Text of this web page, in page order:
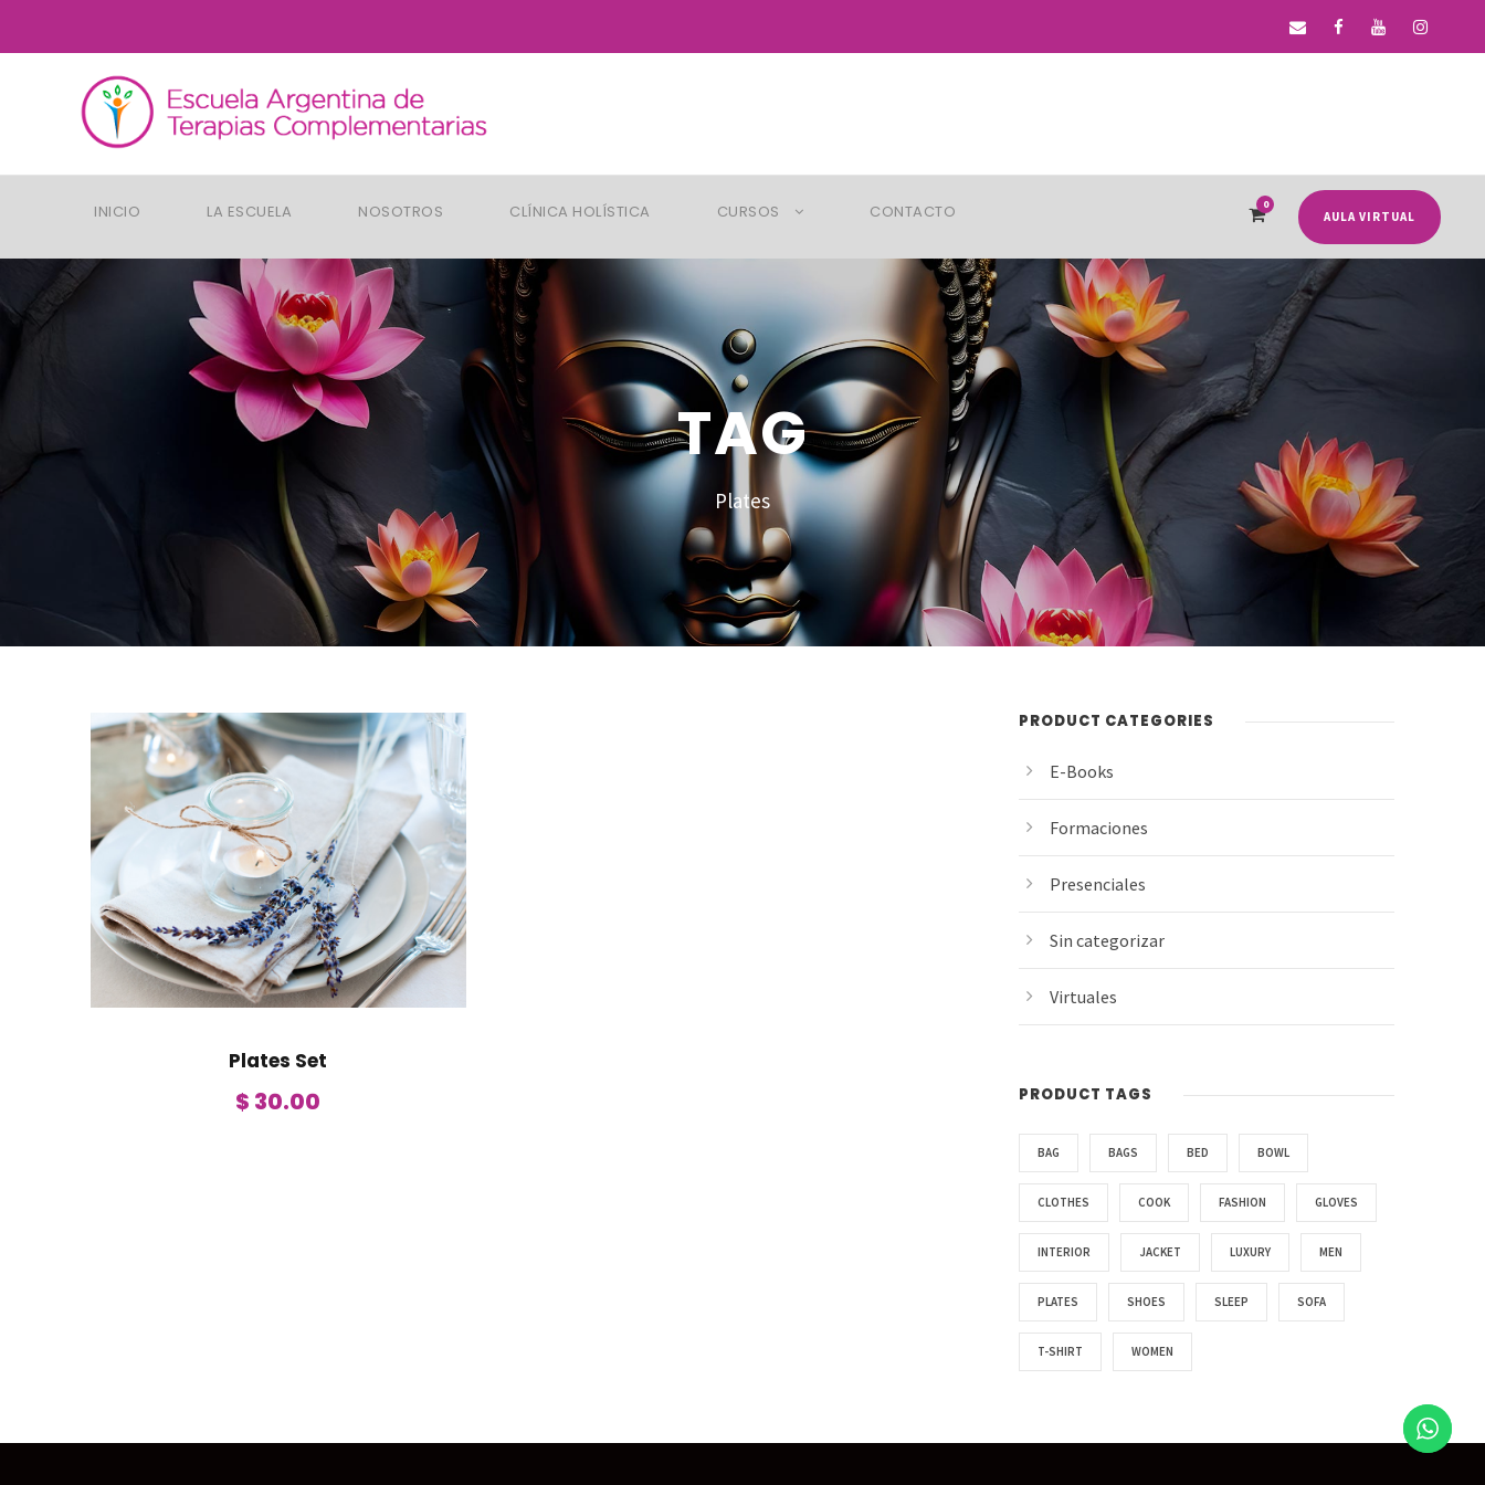
INICIO LA ESCUELA NOSOTROS CLÍNICA HOLÍSTICA CURSOS CONTACTO 0
AULA VIRTUAL
TAG
Plates
Plates Set
$ 30.00
PRODUCT CATEGORIES
E-Books
Formaciones
Presenciales
Sin categorizar
Virtuales
PRODUCT TAGS
BAG BAGS BED BOWL
CLOTHES COOK FASHION GLOVES
INTERIOR JACKET LUXURY MEN
PLATES SHOES SLEEP SOFA
T-SHIRT WOMEN